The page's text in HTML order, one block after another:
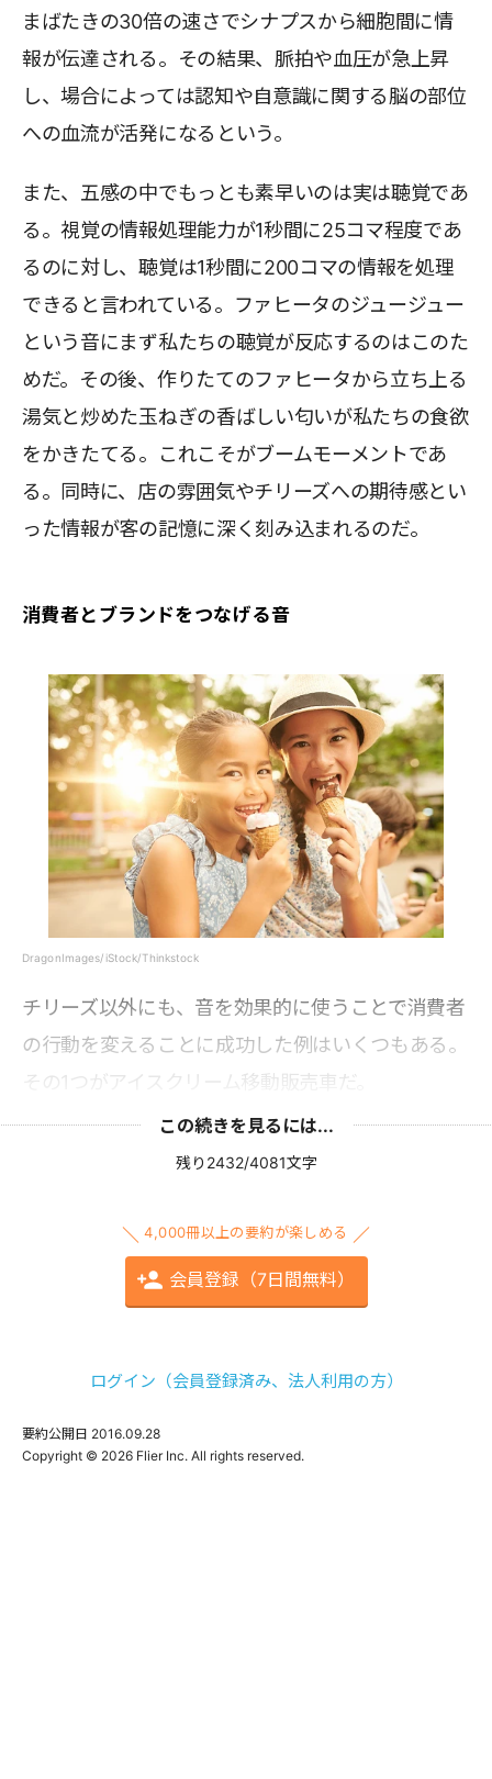
まばたきの30倍の速さでシナプスから細胞間に情
報が伝達される。その結果、脈拍や血圧が急上昇
し、場合によっては認知や自意識に関する脳の部位
への血流が活発になるという。
また、五感の中でもっとも素早いのは実は聴覚であ
る。視覚の情報処理能力が1秒間に25コマ程度であ
るのに対し、聴覚は1秒間に200コマの情報を処理
できると言われている。ファヒータのジュージュー
という音にまず私たちの聴覚が反応するのはこのた
めだ。その後、作りたてのファヒータから立ち上る
湯気と炒めた玉ねぎの香ばしい匂いが私たちの食欲
をかきたてる。これこそがブームモーメントであ
る。同時に、店の雰囲気やチリーズへの期待感とい
った情報が客の記憶に深く刻み込まれるのだ。
消費者とブランドをつなげる音
DragonImages/iStock/Thinkstock
チリーズ以外にも、音を効果的に使うことで消費者
の行動を変えることに成功した例はいくつもある。
その1つがアイスクリーム移動販売車だ。
この続きを見るには...
残り2432/4081文字
4,000冊以上の要約が楽しめる
会員登録（7日間無料）
ログイン（会員登録済み、法人利用の方）
要約公開日 2016.09.28